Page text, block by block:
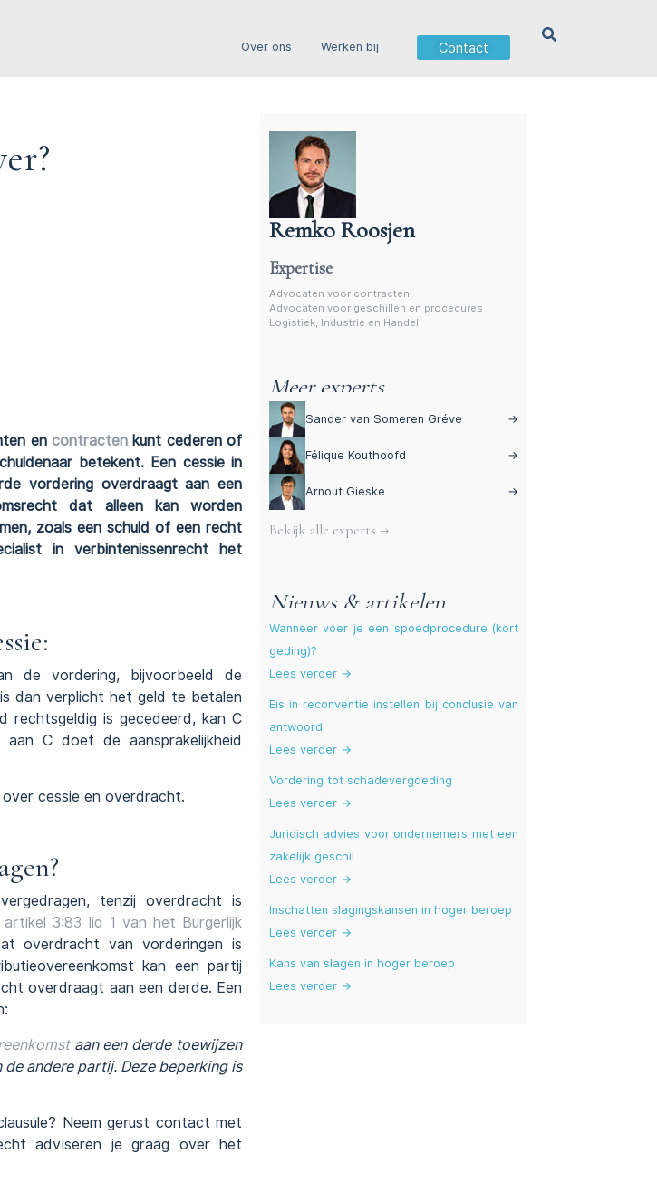
Over ons Werken bij Contact
encontracten kunt cederen of
betekent. Een cessie in
vordering overdraagt aan een
dat alleen kan worden
zoals een schuld of een recht
in verbintenissenrecht het
de vordering, bijvoorbeeld de
dan verplicht het geld te betalen
rechtsgeldig is gecedeerd, kan C
C doet de aansprakelijkheid
cessie en overdracht.
tenzij overdracht is
artikel 3:83 lid 1 van het Burgerlijk
overdracht van vorderingen is
kan een partij
overdraagt aan een derde. Een
aan een derde toewijzen
andere partij. Deze beperking is
Neem gerust contact met
adviseren je graag over het
Remko Roosjen
Advocaat voor procedures
Expertise
Advocaten voor contracten
Advocaten voor geschillen en procedures
Logistiek, Industrie en Handel
Meer experts
Sander van Someren Gréve →
Félique Kouthoofd →
Arnout Gieske →
Bekijk alle experts →
Nieuws & artikelen
Wanneer voer je een spoedprocedure (kort
geding)?
Lees verder →
Eis in reconventie instellen bij conclusie van
antwoord
Lees verder →
Vordering tot schadevergoeding
Lees verder →
Juridisch advies voor ondernemers met een
zakelijk geschil
Lees verder →
Inschatten slagingskansen in hoger beroep
Lees verder →
Kans van slagen in hoger beroep
Lees verder →